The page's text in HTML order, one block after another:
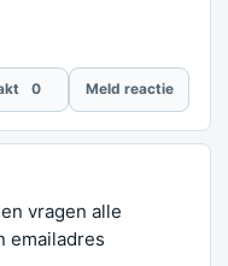
0 Meld reactie
vragen alle
emailadres